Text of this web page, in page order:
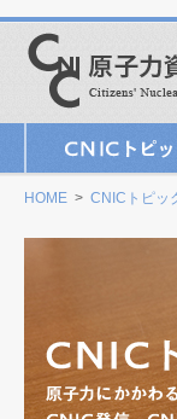
HOME > CNICトピッ